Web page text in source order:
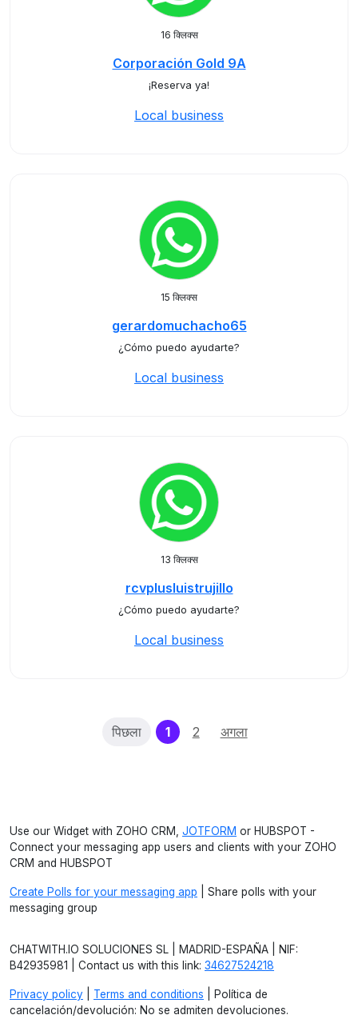
16 क्लिक्स
Corporación Gold 9A
¡Reserva ya!
Local business
15 क्लिक्स
gerardomuchacho65
¿Cómo puedo ayudarte?
Local business
13 क्लिक्स
rcvplusluistrujillo
¿Cómo puedo ayudarte?
Local business
पिछला 1(current)
2 अगला
Use our Widget with ZOHO CRM, JOTFORM or HUBSPOT -
Connect your messaging app users and clients with your ZOHO
CRM and HUBSPOT
Create Polls for your messaging app | Share polls with your
messaging group
CHATWITH.IO SOLUCIONES SL | MADRID-ESPAÑA | NIF:
B42935981 | Contact us with this link: 34627524218
Privacy policy Terms and conditions | Política de
cancelación/devolución: No se admiten devoluciones.